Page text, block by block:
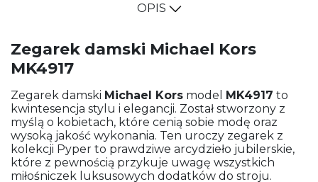
OPIS
Zegarek damski Michael Kors
MK4917
Zegarek damski Michael Kors model MK4917 to
kwintesencja stylu i elegancji. Został stworzony z
myślą o kobietach, które cenią sobie modę oraz
wysoką jakość wykonania. Ten uroczy zegarek z
kolekcji Pyper to prawdziwe arcydzieło jubilerskie,
które z pewnością przykuje uwagę wszystkich
miłośniczek luksusowych dodatków do stroju.